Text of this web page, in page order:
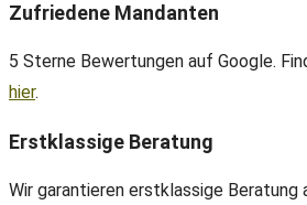
Zufriedene Mandanten
5 Sterne Bewertungen auf Google.
hier.
Erstklassige Beratung
Wir garantieren erstklassige Beratung